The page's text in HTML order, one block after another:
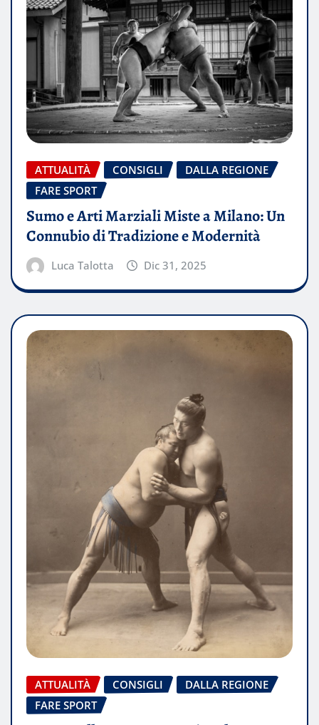
ATTUALITÀ CONSIGLI
DALLA REGIONE
FARE SPORT
Sumo e Arti Marziali Miste a Milano: Un
Connubio di Tradizione e Modernità
Luca Talotta Dic 31, 2025
ATTUALITÀ CONSIGLI
DALLA REGIONE
FARE SPORT